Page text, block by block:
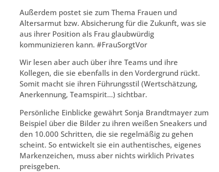
Außerdem postet sie zum Thema Frauen und
Altersarmut bzw. Absicherung für die Zukunft, was sie
aus ihrer Position als Frau glaubwürdig
kommunizieren kann. #FrauSorgtVor
Wir lesen aber auch über ihre Teams und ihre
Kollegen, die sie ebenfalls in den Vordergrund rückt.
Somit macht sie ihren Führungsstil (Wertschätzung,
Anerkennung, Teamspirit…) sichtbar.
Persönliche Einblicke gewährt Sonja Brandtmayer zum
Beispiel über die Bilder zu ihren weißen Sneakers und
den 10.000 Schritten, die sie regelmäßig zu gehen
scheint. So entwickelt sie ein authentisches, eigenes
Markenzeichen, muss aber nichts wirklich Privates
preisgeben.